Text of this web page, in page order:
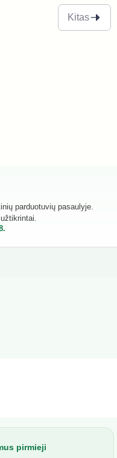
Kitas
parduotuvių pasaulyje.
pirmieji